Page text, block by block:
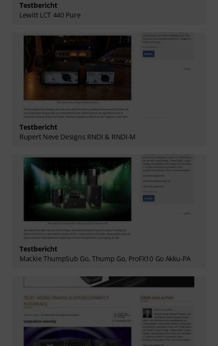
Testbericht
Lewitt LCT 440 Pure
Testbericht
Rupert Neve Designs RNDI & RNDI-M
Testbericht
Mackie ThumpSub Go, Thump Go, ProFX10 Go Akku-PA